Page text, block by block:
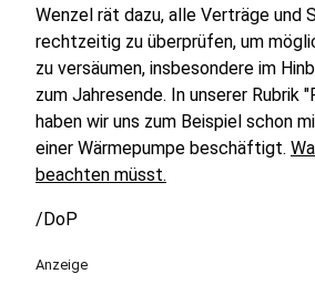
Wenzel rät dazu, alle Verträge und
rechtzeitig zu überprüfen, um
zu versäumen, insbesondere im
zum Jahresende. In unserer Rubrik
haben wir uns zum Beispiel schon
einer Wärmepumpe beschäftigt.
beachten müsst.
/DoP
Anzeige